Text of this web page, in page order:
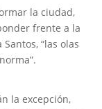
la ciudad,
frente a la
“las olas
la excepción,